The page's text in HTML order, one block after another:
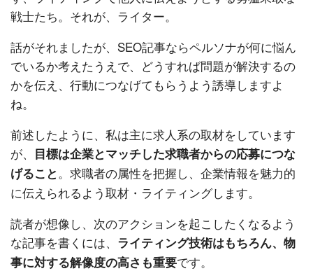
戦士たち。それが、ライター。
話がそれましたが、SEO記事ならペルソナが何に悩ん
でいるか考えたうえで、どうすれば問題が解決するの
かを伝え、行動につなげてもらうよう誘導しますよ
ね。
前述したように、私は主に求人系の取材をしています
が、
目標は企業とマッチした求職者からの応募につな
げること 。求職者の属性を把握し、企業情報を魅力的
に伝えられるよう取材・ライティングします。
読者が想像し、次のアクションを起こしたくなるよう
な記事を書くには、 ライティング技術はもちろん、物
事に対する解像度の高さも重要です。